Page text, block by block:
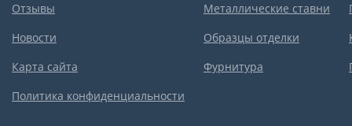
Отзывы
Новости
Карта сайта
Политика конфиденциальности
Металлические ставни
Образцы отделки
Фурнитура